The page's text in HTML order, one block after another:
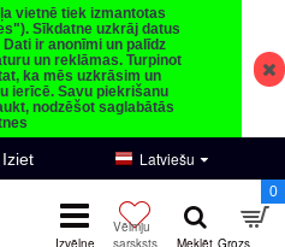
vietnē tiek izmantotas
Sīkdatne uzkrāj datus
ir anonīmi un palīdz
un reklāmas. Turpinot
ka mēs uzkrāsim un
ierīcē. Savu piekrišanu
nodzēšot saglabātās
Iziet Latviešu
0